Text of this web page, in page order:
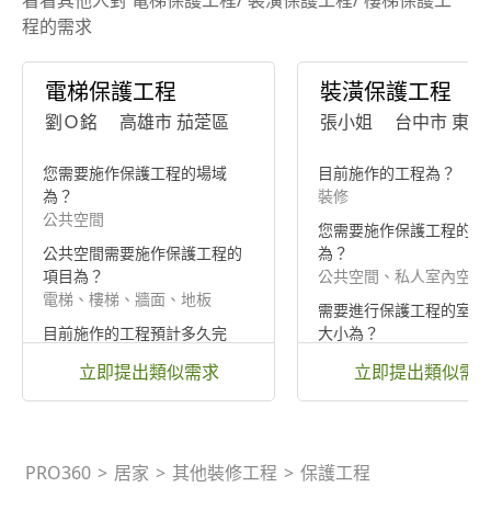
程的需求
電梯保護工程
劉Ｏ銘 高雄市 茄萣區
您需要施作保護工程的場域
為？
公共空間
公共空間需要施作保護工程的
項目為？
電梯、樓梯、牆面、地板
目前施作的工程預計多久完
一個月以內
立即提出類似需求
裝潢保護工程
張小姐 台中市 東
目前施作的工程為？
裝修
您需要施作保護工程的場
為？
公共空間、私人室內空間
需要進行保護工程的室內
大小為？
立即提出類似需
PRO360 > 居家 > 其他裝修工程 > 保護工程